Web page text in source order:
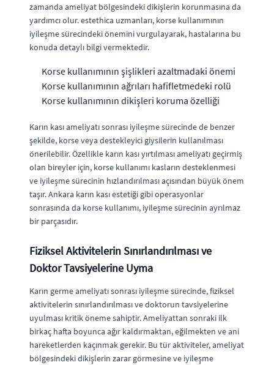
zamanda ameliyat bölgesindeki dikişlerin korunmasına da
yardımcı olur. estethica uzmanları, korse kullanımının
iyileşme sürecindeki önemini vurgulayarak, hastalarına bu
konuda detaylı bilgi vermektedir.
Korse kullanımının şişlikleri azaltmadaki önemi
Korse kullanımının ağrıları hafifletmedeki rolü
Korse kullanımının dikişleri koruma özelliği
Karın kası ameliyatı sonrası iyileşme sürecinde de benzer
şekilde, korse veya destekleyici giysilerin kullanılması
önerilebilir. Özellikle karın kası yırtılması ameliyatı geçirmiş
olan bireyler için, korse kullanımı kasların desteklenmesi
ve iyileşme sürecinin hızlandırılması açısından büyük önem
taşır. Ankara karın kası estetiği gibi operasyonlar
sonrasında da korse kullanımı, iyileşme sürecinin ayrılmaz
bir parçasıdır.
Fiziksel Aktivitelerin Sınırlandırılması ve
Doktor Tavsiyelerine Uyma
Karın germe ameliyatı sonrası iyileşme sürecinde, fiziksel
aktivitelerin sınırlandırılması ve doktorun tavsiyelerine
uyulması kritik öneme sahiptir. Ameliyattan sonraki ilk
birkaç hafta boyunca ağır kaldırmaktan, eğilmekten ve ani
hareketlerden kaçınmak gerekir. Bu tür aktiviteler, ameliyat
bölgesindeki dikişlerin zarar görmesine ve iyileşme